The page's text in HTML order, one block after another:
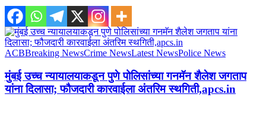
ACBBreaking NewsCrime NewsLatest NewsPolice News
मुंबई उच्च न्यायालयाकडून पुणे पोलिसांच्या गनमॅन शैलेश जगताप
यांना दिलासा; फौजदारी कारवाईला अंतरिम स्थगिती,apcs.in